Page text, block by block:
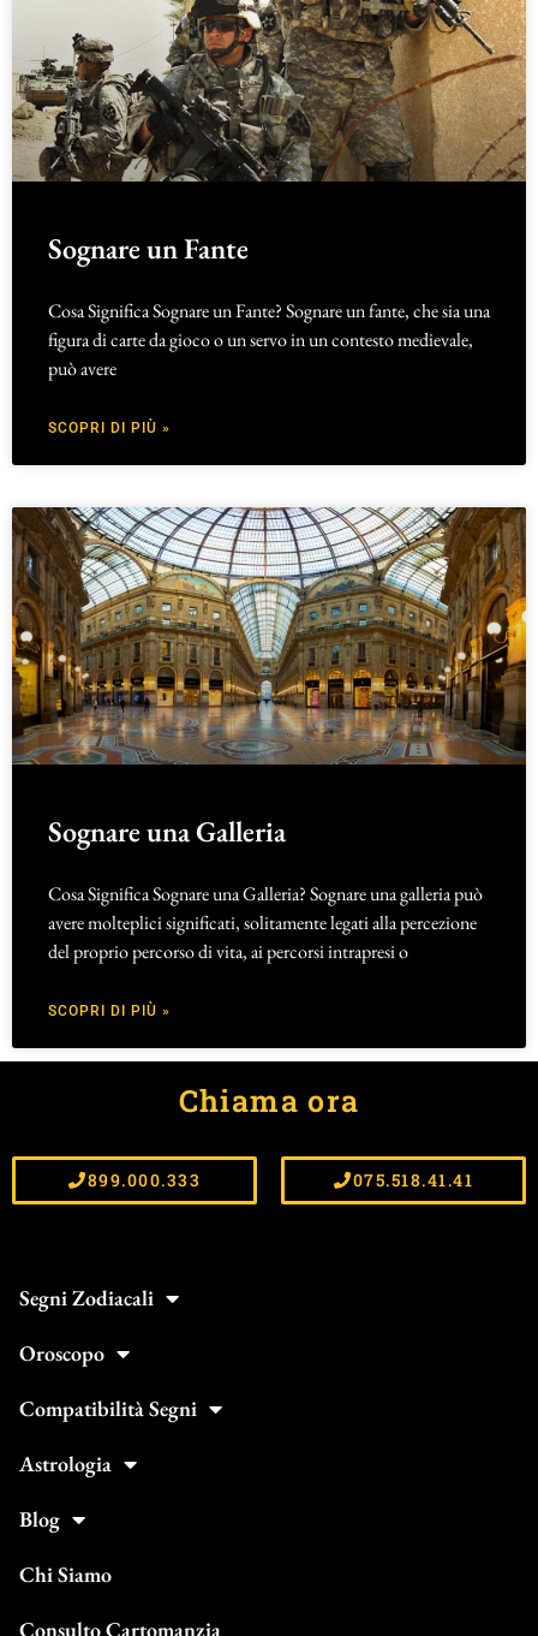
Sognare un Fante
Cosa Significa Sognare un Fante? Sognare un fante, che sia una
figura di carte da gioco o un servo in un contesto medievale,
può avere
SCOPRI DI PIÙ »
Sognare una Galleria
Cosa Significa Sognare una Galleria? Sognare una galleria può
avere molteplici significati, solitamente legati alla percezione
del proprio percorso di vita, ai percorsi intrapresi o
SCOPRI DI PIÙ »
Chiama ora
899.000.333 075.518.41.41
Segni Zodiacali
Oroscopo
Compatibilità Segni
Astrologia
Blog
Chi Siamo
Consulto Cartomanzia